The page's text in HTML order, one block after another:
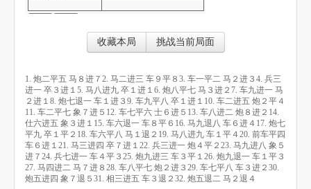
9.车九平八
12.车七平六
士６进５
13.车八进二
炮８进２
14.仕六进五
象３进１
15.车六退一
车８平６
16.马九退八
车６进４
收藏本局 挑战当前局面
1. 炮二平五 马８进７2. 马二进三 车９平８3. 车一平二 马２进３4. 兵三
进一 卒３进１5. 马八进九 卒１进１6. 炮八平七 马３进２7. 车九进一 马
２进１8. 炮七退一 车１进３9. 车九平八 卒１进１10. 车二进五 炮２平４
11. 车二平七 象７进５12. 车七平六 士６进５13. 车八进二 炮８进２14.
仕六进五 象３进１15. 车六退一 车８平６16. 马九退八 车６进４17. 炮七
平九 卒１平２18. 车六平八 马１退２19. 马八进九 车１平４20. 前车平四
车６进１21. 马三进四 卒７进１22. 兵三进一 炮４平２23. 马九进八 象５
进７24. 兵七进一 车４平３25. 炮九进三 车３平１26. 炮九退一 车１平３
27. 马四进二 马７进８28. 车八平七 炮２进３29. 车七平八 车３进２30.
炮五进四 象７退５31. 相三进五 车３退２32. 炮五退二 马２退４